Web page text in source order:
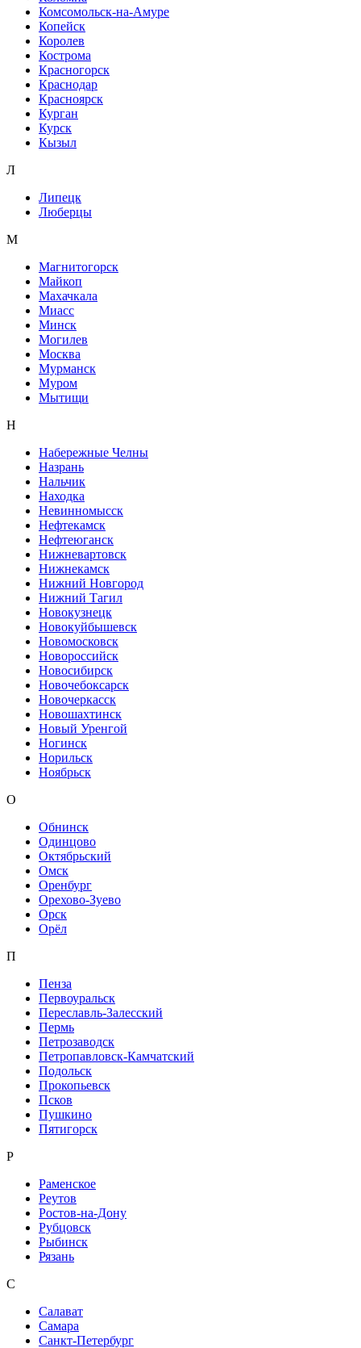
Комсомольск-на-Амуре
Копейск
Королев
Кострома
Красногорск
Краснодар
Красноярск
Курган
Курск
Кызыл
Л
Липецк
Люберцы
М
Магнитогорск
Майкоп
Махачкала
Миасс
Минск
Могилев
Москва
Мурманск
Муром
Мытищи
Н
Набережные Челны
Назрань
Нальчик
Находка
Невинномысск
Нефтекамск
Нефтеюганск
Нижневартовск
Нижнекамск
Нижний Новгород
Нижний Тагил
Новокузнецк
Новокуйбышевск
Новомосковск
Новороссийск
Новосибирск
Новочебоксарск
Новочеркасск
Новошахтинск
Новый Уренгой
Ногинск
Норильск
Ноябрьск
О
Обнинск
Одинцово
Октябрьский
Омск
Оренбург
Орехово-Зуево
Орск
Орёл
П
Пенза
Первоуральск
Переславль-Залесский
Пермь
Петрозаводск
Петропавловск-Камчатский
Подольск
Прокопьевск
Псков
Пушкино
Пятигорск
Р
Раменское
Реутов
Ростов-на-Дону
Рубцовск
Рыбинск
Рязань
С
Салават
Самара
Санкт-Петербург